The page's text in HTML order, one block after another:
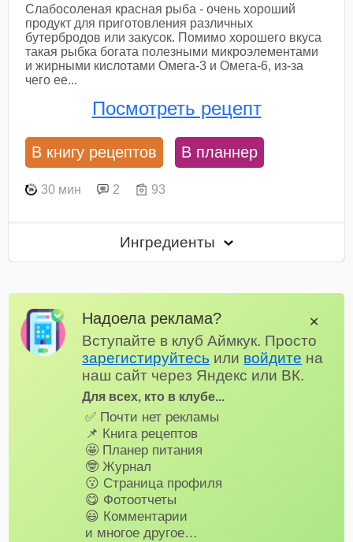
Слабосоленая красная рыба - очень хороший
продукт для приготовления различных
бутербродов или закусок. Помимо хорошего вкуса
такая рыбка богата полезными микроэлементами
и жирными кислотами Омега-3 и Омега-6, из-за
чего ее...
Посмотреть рецепт
В книгу рецептов В планнер
30 мин 2 93
Ингредиенты
Надоела реклама?
Вступайте в клуб Аймкук. Просто
зарегистируйтесь или войдите на
наш сайт через Яндекс или ВК.
Для всех, кто в клубе...
✅ Почти нет рекламы
📌 Книга рецептов
🤩 Планер питания
🤓 Журнал
😗 Страница профиля
😋 Фотоотчеты
😃 Комментарии
и многое другое…
✕